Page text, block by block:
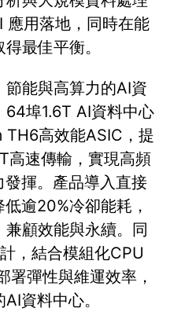
應用落地，同時在能
最佳平衡。
能與高算力的AI資
64埠1.6T AI資料中心
高效能ASIC，提
高速傳輸，實現高頻
揮。產品導入直接
逾20%冷卻能耗，
兼顧效能與永續。同
，結合模組化CPU
署彈性與維運效率，
資料中心。